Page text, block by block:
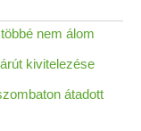
nem álom
kivitelezése
átadott